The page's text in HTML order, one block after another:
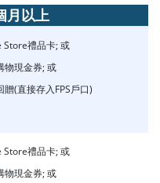
月以上
Store禮品卡; 或
物現金券; 或
(直接存入FPS戶口)
Store禮品卡; 或
物現金券; 或